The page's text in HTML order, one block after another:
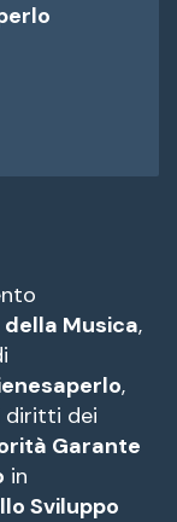
Musica,
,
diritti dei
Garante
in
Sviluppo